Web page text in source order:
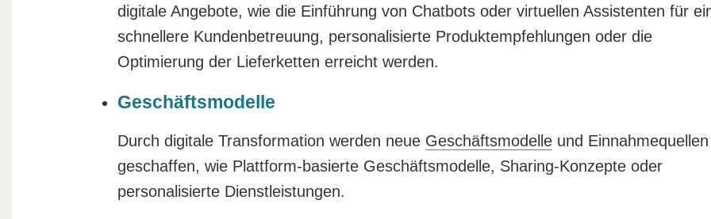
digitale Angebote, wie die Einführung von Chatbots oder virtuellen Assistenten für
schnellere Kundenbetreuung, personalisierte Produktempfehlungen oder die
Optimierung der Lieferketten erreicht werden.
Geschäftsmodelle
Durch digitale Transformation werden neue Geschäftsmodelleund Einnahmequellen
geschaffen, wie Plattform-basierte Geschäftsmodelle, Sharing-Konzepte oder
personalisierte Dienstleistungen.